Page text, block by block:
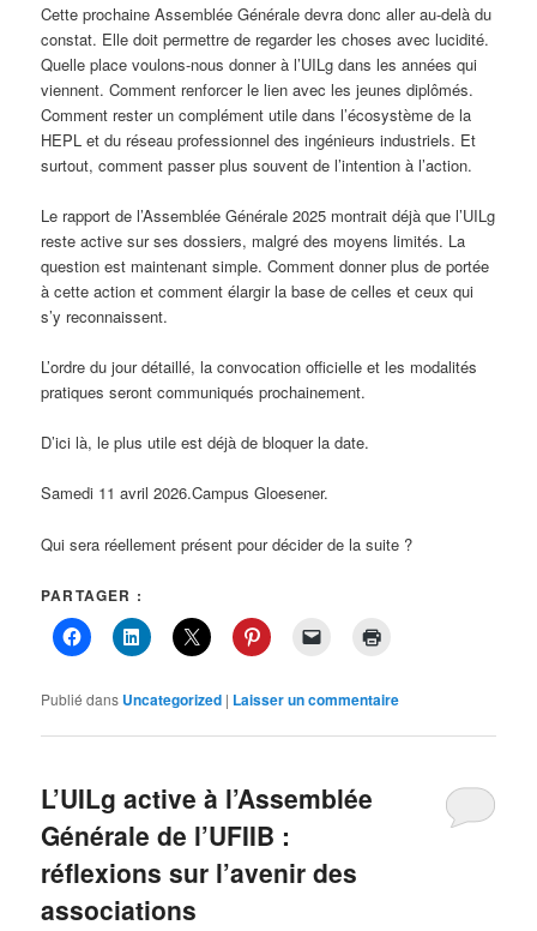
Cette prochaine Assemblée Générale devra donc aller au-delà du
constat. Elle doit permettre de regarder les choses avec lucidité.
Quelle place voulons-nous donner à l’UILg dans les années qui
viennent. Comment renforcer le lien avec les jeunes diplômés.
Comment rester un complément utile dans l’écosystème de la
HEPL et du réseau professionnel des ingénieurs industriels. Et
surtout, comment passer plus souvent de l’intention à l’action.
Le rapport de l’Assemblée Générale 2025 montrait déjà que l’UILg
reste active sur ses dossiers, malgré des moyens limités. La
question est maintenant simple. Comment donner plus de portée
à cette action et comment élargir la base de celles et ceux qui
s’y reconnaissent.
L’ordre du jour détaillé, la convocation officielle et les modalités
pratiques seront communiqués prochainement.
D’ici là, le plus utile est déjà de bloquer la date.
Samedi 11 avril 2026.Campus Gloesener.
Qui sera réellement présent pour décider de la suite ?
PARTAGER :
Publié dans Uncategorized | Laisser un commentaire
L’UILg active à l’Assemblée
Générale de l’UFIIB :
réflexions sur l’avenir des
associations